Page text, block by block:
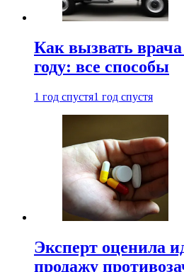
Как вызвать
году: все способы
1 год спустя1 год спустя
Эксперт оценила
продажу